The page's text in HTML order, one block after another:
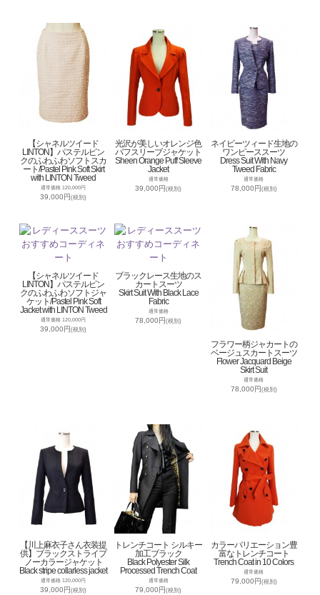
【シャネルツイード
LINTON】パステルピン
クのふわふわソフトスカ
ート/Pastel Pink Soft Skirt
with LINTON Tweed
通常価格 120,000円
39,000円(税別)
光沢が美しいオレンジ色
パフスリーブジャケット
Sheen Orange Puff Sleeve
Jacket
通常価格
39,000円(税別)
ネイビーツィード生地の
ワンピーススーツ
Dress Suit With Navy
Tweed Fabric
通常価格
78,000円(税別)
【シャネルツイード
LINTON】パステルピン
クのふわふわソフトジャ
ケット/Pastel Pink Soft
Jacket with LINTON Tweed
通常価格 120,000円
39,000円(税別)
ブラックレース生地のス
カートスーツ
Skirt Suit With Black Lace
Fabric
通常価格
78,000円(税別)
フラワー柄ジャカートの
ベージュスカートスーツ
Flower Jacquard Beige
Skirt Suit
通常価格
78,000円(税別)
【川上麻衣子さん衣装提
供】ブラックストライプ
ノーカラージャケット
Black stripe collarless jacket
通常価格 120,000円
39,000円(税別)
トレンチコート シルキー
加工ブラック
Black Polyester Silk
Processed Trench Coat
通常価格
79,000円(税別)
カラーバリエーション豊
富なトレンチコート
Trench Coat in 10 Colors
通常価格
79,000円(税別)